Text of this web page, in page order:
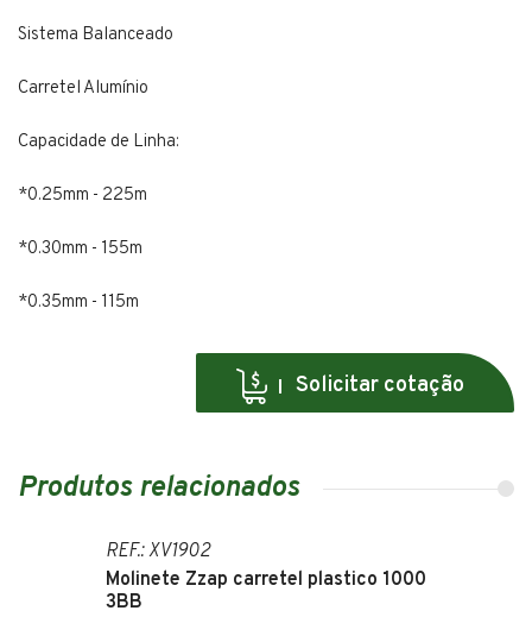
Sistema Balanceado
Carretel Alumínio
Capacidade de Linha:
*0.25mm - 225m
*0.30mm - 155m
*0.35mm - 115m
Solicitar cotação
Produtos relacionados
REF.: XV1902
Molinete Zzap carretel plastico 1000
3BB